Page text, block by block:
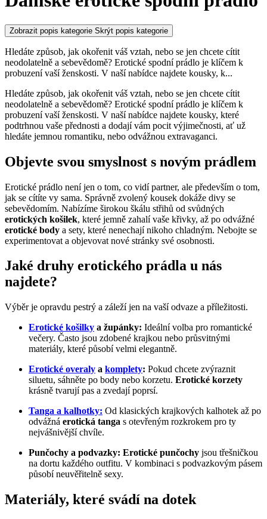
Zobrazit popis kategorie Skrýt popis kategorie
Hledáte způsob, jak okořenit váš vztah, nebo se jen chcete cítit
neodolatelně a sebevědomě? Erotické spodní prádlo je klíčem k
probuzení vaší ženskosti. V naší nabídce najdete kousky, k...
Hledáte způsob, jak okořenit váš vztah, nebo se jen chcete cítit
neodolatelně a sebevědomě? Erotické spodní prádlo je klíčem k
probuzení vaší ženskosti. V naší nabídce najdete kousky, které
podtrhnou vaše přednosti a dodají vám pocit výjimečnosti, ať už
hledáte jemnou romantiku, nebo odvážnou extravaganci.
Objevte svou smyslnost s novým prádlem
Erotické prádlo není jen o tom, co vidí partner, ale především o tom,
jak se cítíte vy sama. Správně zvolený kousek dokáže divy se
sebevědomím. Nabízíme širokou škálu střihů od svůdných
erotických košilek, které jemně zahalí vaše křivky, až po odvážné
erotické body a sety, které nenechají nikoho chladným. Nebojte se
experimentovat a objevovat nové stránky své osobnosti.
Jaké druhy erotického prádla u nás
najdete?
Výběr je opravdu pestrý a záleží jen na vaší odvaze a příležitosti.
Erotické košilky a župánky: Ideální volba pro romantické
večery. Často jsou zdobené krajkou nebo průsvitnými
materiály, které působí velmi elegantně.
Erotické overaly a komplety: Pokud chcete zvýraznit
siluetu, sáhněte po body nebo korzetu. Erotické korzety
krásně tvarují pas a zvedají poprsí.
Tanga a kalhotky: Od klasických krajkových kalhotek až po
odvážná erotická tanga s otevřeným rozkrokem pro ty
nejvášnivější chvíle.
Punčochy a podvazky: Erotické punčochy jsou třešničkou
na dortu každého outfitu. V kombinaci s podvazkovým pásem
působí neuvěřitelně sexy.
Materiály, které svádí na dotek